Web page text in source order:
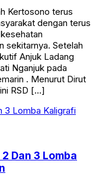
Kertosono terus
dengan terus
sekitarnya. Setelah
Anjuk Ladang
Nganjuk pada
. Menurut Dirut
RSD […]
Dan 3 Lomba